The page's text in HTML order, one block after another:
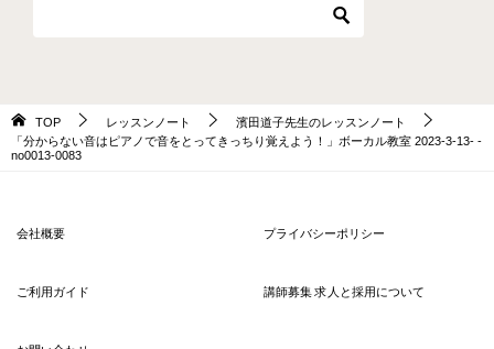
TOP レッスンノート
濱田道子先生のレッスンノート
「分からない音はピアノで音をとってきっちり覚えよう！」ボーカル教室 2023-3-13- ­
no0013-­0083
会社概要 プライバシーポリシー
ご利用ガイド 講師募集 求人と採用について